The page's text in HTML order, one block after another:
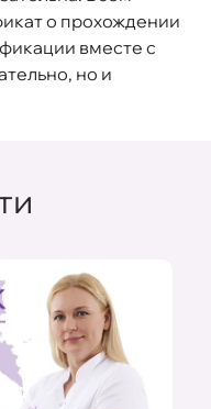
о прохождении
вместе с
но и